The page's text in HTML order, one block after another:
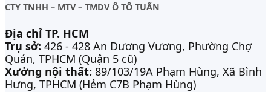
CTY TNHH – MTV – TMDV Ô TÔ TUẤN
Địa chỉ TP. HCM
Trụ sở: 426 - 428 An Dương Vương, Phường Chợ
Quán, TPHCM (Quận 5 cũ)
Xưởng nội thất: 89/103/19A Phạm Hùng, Xã Bình
Hưng, TPHCM (Hẻm C7B Phạm Hùng)